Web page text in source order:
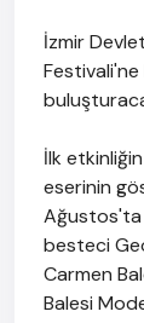
İzmir
Festivali'ne
İlk
eserinin
Ağustos'ta
besteci
Carmen
Balesi